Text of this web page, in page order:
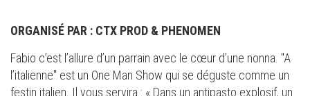
ORGANISÉ PAR : CTX PROD & PHENOMEN
Fabio c’est l’allure d’un parrain avec le cœur d’une nonna. "A
l’italienne" est un One Man Show qui se déguste comme un
festin italien. Il vous servira : « Dans un antipasto explosif, un